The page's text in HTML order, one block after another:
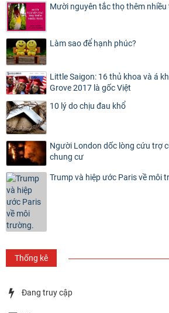
Mười nguyên tắc thọ thêm nhiều
Làm sao để hạnh phúc?
Little Saigon: 16 thủ khoa và á
Grove 2017 là gốc Việt
10 lý do chịu đau khổ
Người London dốc lòng cứu trợ
chung cư
Trump và hiệp ước Paris về môi
Thống kê
Đang truy cập